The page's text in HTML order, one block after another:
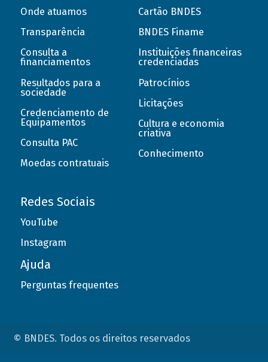
Onde atuamos
Transparência
Consulta a
financiamentos
Resultados para a
sociedade
Credenciamento de
Equipamentos
Consulta PAC
Moedas contratuais
Cartão BNDES
BNDES Finame
Instituições financeiras
credenciadas
Patrocínios
Licitações
Cultura e economia
criativa
Conhecimento
Redes Sociais
YouTube
Instagram
Ajuda
Perguntas frequentes
© BNDES. Todos os direitos reservados